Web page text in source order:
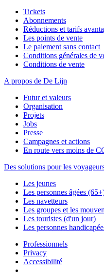
Tickets
Abonnements
Réductions et tarifs
Les points de vente
Le paiement sans contact
Conditions générales de
Conditions de vente
A propos de De Lijn
Futur et valeurs
Organisation
Projets
Jobs
Presse
Campagnes et actions
En route vers moins de
Des solutions pour les
Les jeunes
Les personnes âgées
Les navetteurs
Les groupes et les
Les touristes (d'un jour)
Les personnes
Professionnels
Privacy
Accessibilité